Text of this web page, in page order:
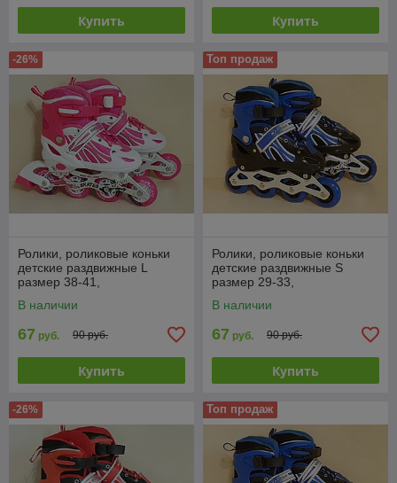
Купить Купить
-26%
Ролики, роликовые коньки
детские раздвижные L
размер 38-41,
розовые
В наличии
67 руб. 90 руб.
Купить
Топ продаж
Ролики, роликовые коньки
детские раздвижные S
размер 29-33,
синие
В наличии
67 руб. 90 руб.
Купить
-26% Топ продаж